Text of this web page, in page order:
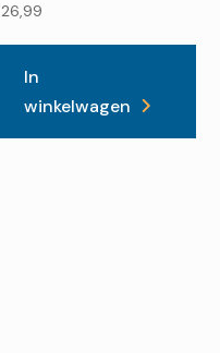
26,99
In
winkelwagen